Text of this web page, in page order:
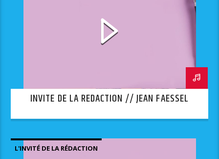
INVITE DE LA REDACTION // JEAN FAESSEL
L'INVITÉ DE LA RÉDACTION